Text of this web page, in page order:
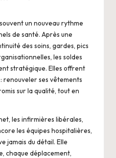
un nouveau rythme
de santé. Après une
des soins, gardes, pics
les soldes
stratégique. Elles offrent
ses vêtements
sur la qualité, tout en
les infirmières libérales,
les équipes hospitalières,
jamais du détail. Elle
chaque déplacement,